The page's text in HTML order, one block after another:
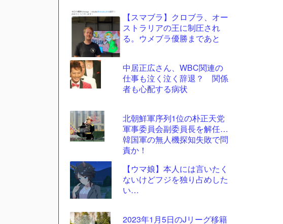
【スマブラ】クロブラ、オー
ストラリアの王に制圧され
る。ウメブラ優勝まであと
中居正広さん、WBC関連の
仕事も泣く泣く辞退？ 関係
者も心配する病状
北朝鮮軍序列1位の朴正天党
軍事委員会副委員長を解任…
韓国軍の無人機探知失敗で問
責か！
【ウマ娘】本人には言いたく
ないけどフジを独り占めした
い…
2023年1月5日のJリーグ移籍
更新